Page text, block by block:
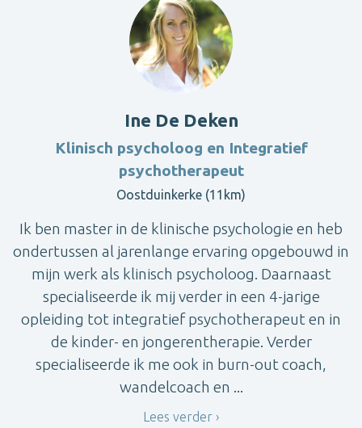
Ine De Deken
Klinisch psycholoog en Integratief
psychotherapeut
Oostduinkerke (11km)
Ik ben master in de klinische psychologie en heb
ondertussen al jarenlange ervaring opgebouwd in
mijn werk als klinisch psycholoog. Daarnaast
specialiseerde ik mij verder in een 4-jarige
opleiding tot integratief psychotherapeut en in
de kinder- en jongerentherapie. Verder
specialiseerde ik me ook in burn-out coach,
wandelcoach en ...
Lees verder